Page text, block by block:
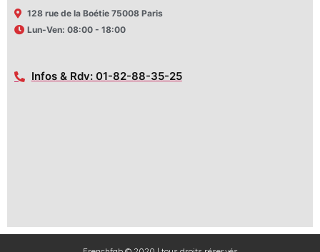
128 rue de la Boétie 75008 Paris
Lun-Ven: 08:00 - 18:00
Infos & Rdv: 01-82-88-35-25